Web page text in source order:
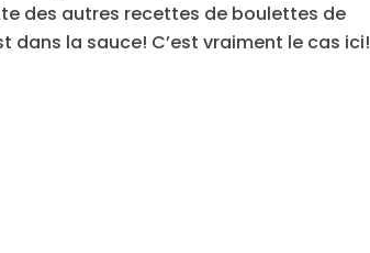
des autres recettes de boulettes de
dans la sauce! C’est vraiment le cas ici!